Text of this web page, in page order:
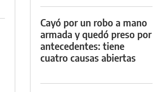
Cayó por un robo a mano
armada y quedó preso por
antecedentes: tiene
cuatro causas abiertas